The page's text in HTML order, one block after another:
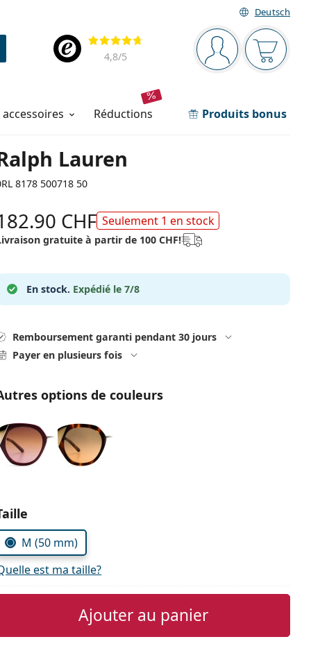
Deutsch
Barre de navigation
Vous êtesVotre
Évaluation
4,8/5
réductions Produits bonus
Lauren
8178 500718 50
CHF Seulement 1 en stock
gratuite à partir de 100 CHF!
En stock. Expédié le 7/8
Remboursement garanti pendant 30 jours
Payer en plusieurs fois
options de couleurs
les paramètres
M (50 mm)
est ma taille?
Ajouter au panier